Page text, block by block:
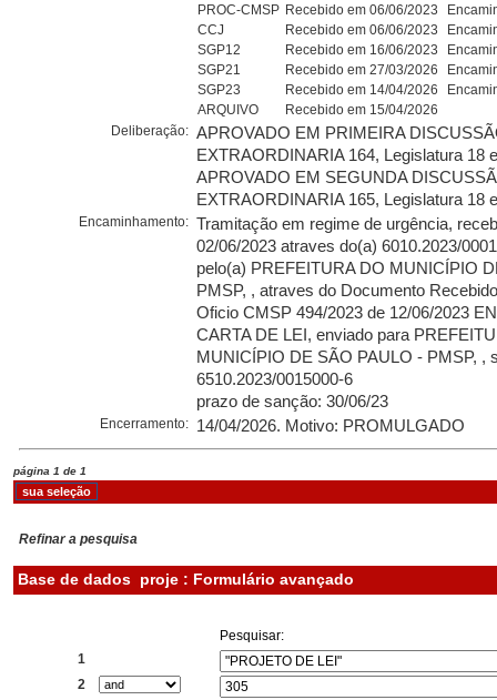
PROC-CMSP Recebido em 06/06/2023
CCJ
Recebido em 06/06/2023
SGP12
Recebido em 16/06/2023
SGP21
Recebido em 27/03/2026
SGP23
Recebido em 14/04/2026
ARQUIVO
Recebido em 15/04/2026
Deliberação: APROVADO EM PRIMEIRA
EXTRAORDINARIA 164, Legislatura 18
APROVADO EM SEGUNDA
EXTRAORDINARIA 165, Legislatura 18
Encaminhamento: Tramitação em regime de urgência,
02/06/2023 atraves do(a) 6010.2023/
pelo(a) PREFEITURA DO MUNICÍPIO
PMSP, , atraves do Documento
Oficio CMSP 494/2023 de 12/06/2023
CARTA DE LEI, enviado para
MUNICÍPIO DE SÃO PAULO - PMSP, ,
6510.2023/0015000-6
prazo de sanção: 30/06/23
Encerramento: 14/04/2026. Motivo: PROMULGADO
página 1 de 1
Refinar a pesquisa
Base de dados proje : Formulário avançado
Pesquisar:
1
2